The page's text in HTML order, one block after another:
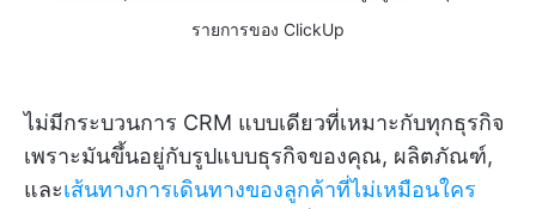
รายการของ ClickUp
ไม่มีกระบวนการ CRM แบบเดียวที่เหมาะกับทุกธุรกิจ
เพราะมันขึ้นอยู่กับรูปแบบธุรกิจของคุณ, ผลิตภัณฑ์,
และเส้นทางการเดินทางของลูกค้าที่ไม่เหมือนใคร